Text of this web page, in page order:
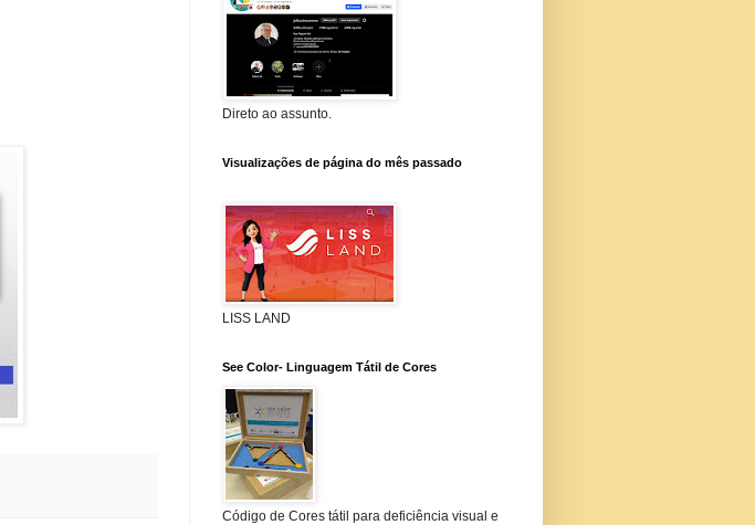
Direto ao assunto.
Visualizações de página do mês passado
LISS LAND
See Color- Linguagem Tátil de Cores
Código de Cores tátil para deficiência visual e